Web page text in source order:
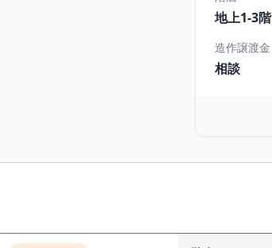
地上1-3階
造作譲渡金
相談